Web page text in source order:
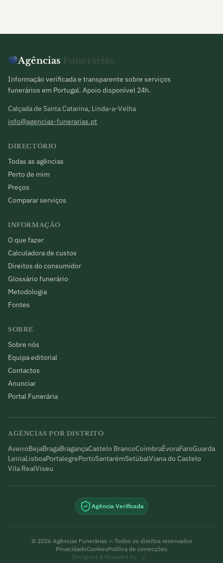
Agências Funerárias
Informação verificada e transparente sobre serviços
funerários em Portugal. Apoio disponível 24h.
Calçada de Santa Catarina, Linda-a-Velha
info@agencias-funerarias.pt
DIRECTÓRIO
Todas as agências
Perto de mim
Preços
Comparar serviços
INFORMAÇÃO
O que fazer
Calculadora de custos
Direitos do consumidor
Glossário funerário
Metodologia
Fontes
SOBRE
Sobre nós
Equipa editorial
Contactos
Anunciar
Portal Funerária
AGÊNCIAS POR DISTRITO
AveiroBejaBragaBragançaCastelo BrancoCoimbraÉvoraFaroGuarda
LeiriaLisboaPortalegrePortoSantarémSetúbalViana do Castelo
Vila RealViseu
Agência Verificada
© 2026Agências Funerárias — Todos os direitos reservados
PrivacidadeCookiesPolítica de correcções
Designed & Powered by